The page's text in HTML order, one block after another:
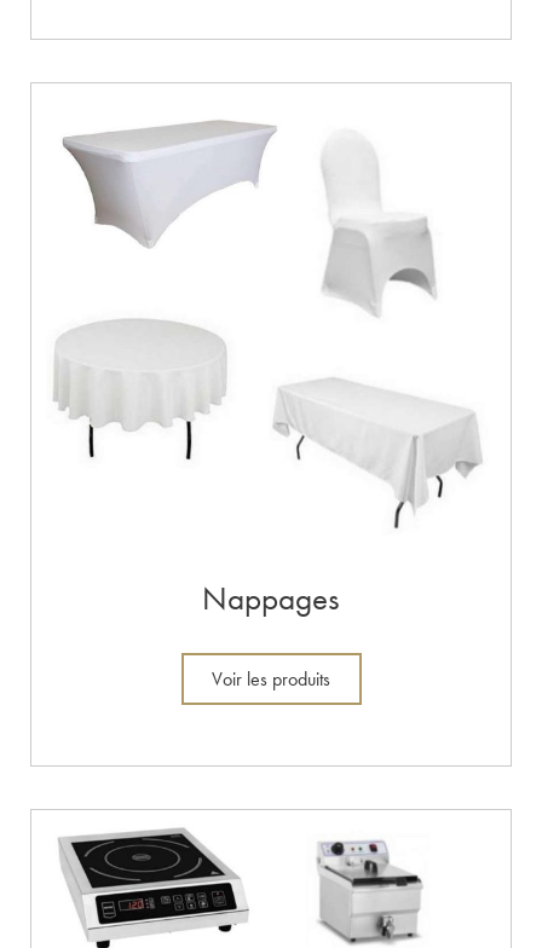
Nappages
Voir les produits